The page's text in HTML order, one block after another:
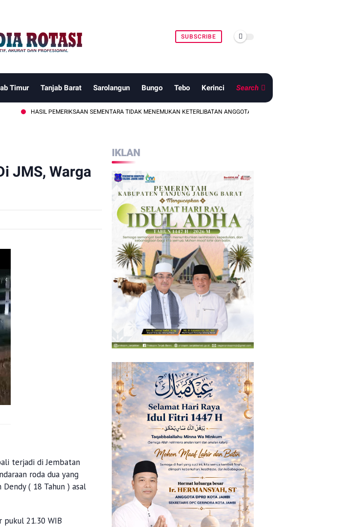
SUBSCRIBE
Timur Tanjab Barat Sarolangun Bungo Tebo Kerinci Search
HASIL PEMERIKSAAN SEMENTARA TIDAK MENEMUKAN KETERLIBATAN ANGGOTA TNI DALAM DUGAAN PENGANIAYAAN DI
JMS, Warga
terjadi di Jembatan
roda dua yang
( 18 Tahun ) asal
21.30 WIB
IKLAN